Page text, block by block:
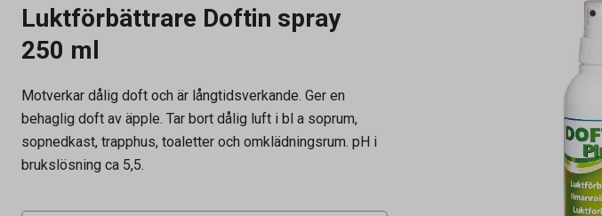
Luktförbättrare Doftin spray
250 ml
Motverkar dålig doft och är långtidsverkande. Ger en
behaglig doft av äpple. Tar bort dålig luft i bl a soprum,
sopnedkast, trapphus, toaletter och omklädningsrum. pH i
brukslösning ca 5,5.
Volym
Tidigare artikelnummer 62577409
Leverantörens